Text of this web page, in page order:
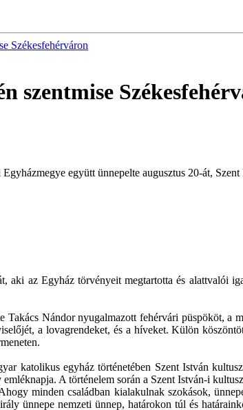
Székesfehérváron
szentmise
együtt ünnepelte augusztus 20-át,
aki az Egyház törvényeit megtartotta és alattvalói
Takács Nándor nyugalmazott fehérvári püspököt,
a lovagrendeket, és a híveket. Külön
katolikus egyház történetében Szent István
A történelem során a Szent István-i
minden családban kialakulnak szokások,
ünnepe nemzeti ünnep, határokon túl és